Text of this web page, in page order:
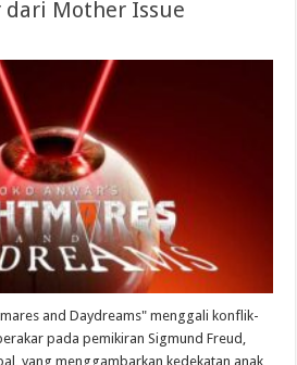
dari Mother Issue
and Daydreams" menggali konflik-
pada pemikiran Sigmund Freud,
yang menggambarkan kedekatan anak